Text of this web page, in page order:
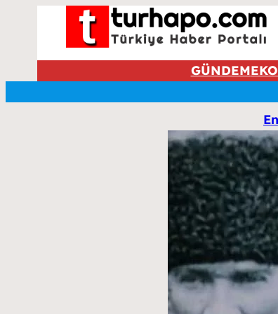
GÜNDEM